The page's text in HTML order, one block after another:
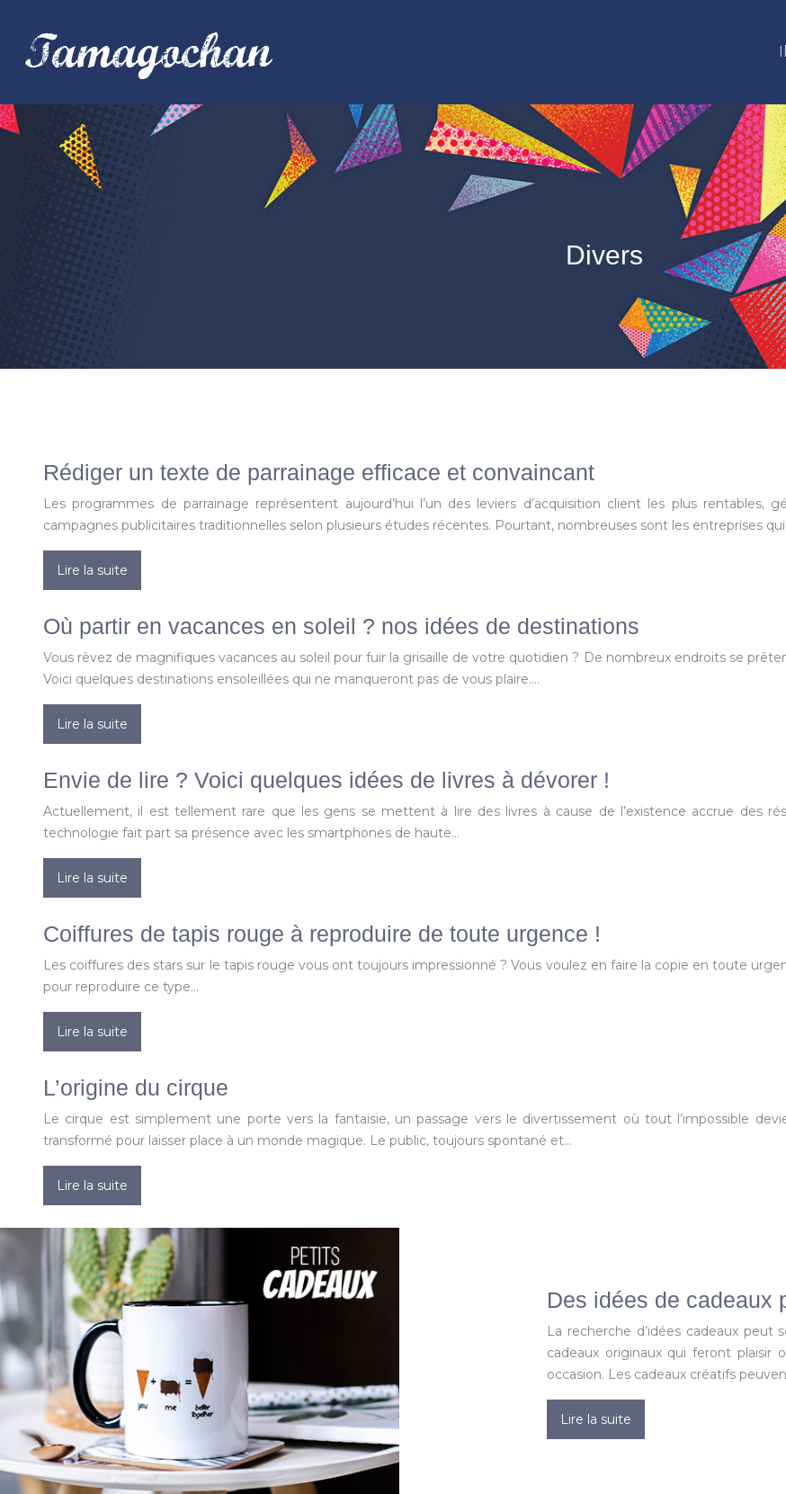
Divers
Rédiger un texte de parrainage efficace et convaincant
Les programmes de parrainage représentent aujourd’hui l’un des leviers d’acquisition client les plus rentables,
campagnes publicitaires traditionnelles selon plusieurs études récentes. Pourtant, nombreuses sont les entreprises
Lire la suite
Où partir en vacances en soleil ? nos idées de destinations
Vous rêvez de magnifiques vacances au soleil pour fuir la grisaille de votre quotidien ? De nombreux endroits se
Voici quelques destinations ensoleillées qui ne manqueront pas de vous plaire….
Lire la suite
Envie de lire ? Voici quelques idées de livres à dévorer !
Actuellement, il est tellement rare que les gens se mettent à lire des livres à cause de l’existence accrue des
technologie fait part sa présence avec les smartphones de haute…
Lire la suite
Coiffures de tapis rouge à reproduire de toute urgence !
Les coiffures des stars sur le tapis rouge vous ont toujours impressionné ? Vous voulez en faire la copie en toute
pour reproduire ce type…
Lire la suite
L’origine du cirque
Le cirque est simplement une porte vers la fantaisie, un passage vers le divertissement où tout l’impossible
transformé pour laisser place à un monde magique. Le public, toujours spontané et…
Lire la suite
Des idées de cadeaux
La recherche d’idées cadeaux
cadeaux originaux qui feront plaisir
occasion. Les cadeaux créatifs
Lire la suite